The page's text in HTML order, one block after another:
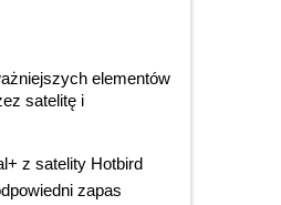
elementów
satelitę i
z satelity Hotbird
zapas